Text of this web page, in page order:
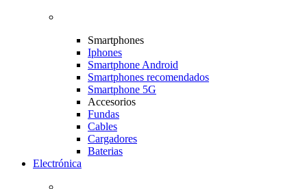
Smartphones
Iphones
Smartphone Android
Smartphones recomendados
Smartphone 5G
Accesorios
Fundas
Cables
Cargadores
Baterias
Electrónica